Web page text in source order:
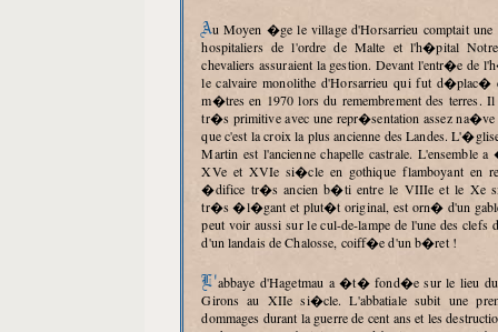
Au Moyen �ge le village d'Horsarrieu comptait une commanderie des
hospitaliers de l'ordre de Malte et l'h�pital
chevaliers assuraient la gestion. Devant l'entr�e de
le calvaire monolithe d'Horsarrieu qui fut d�plac�
m�tres en 1970 lors du remembrement des terres.
tr�s primitive avec une repr�sentation assez
que c'est la croix la plus ancienne des Landes.
Martin est l'ancienne chapelle castrale.
XVe et XVIe si�cle en gothique flamboyant en
�difice tr�s ancien b�ti entre le VIIIe et le Xe
tr�s �l�gant et plut�t original, est orn� d'un
peut voir aussi sur le cul-de-lampe de l'une des
d'un landais de Chalosse, coiff�e d'un b�ret !
L'abbaye d'Hagetmau a �t� fond�e sur le lieu du martyre de saint
Girons au XIIe si�cle. L'abbatiale subit une
dommages durant la guerre de cent ans et les